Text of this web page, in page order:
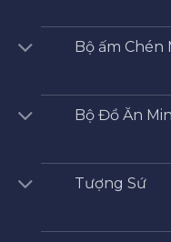
Bộ ấm Chén
Bộ Đồ Ăn
Tượng Sứ